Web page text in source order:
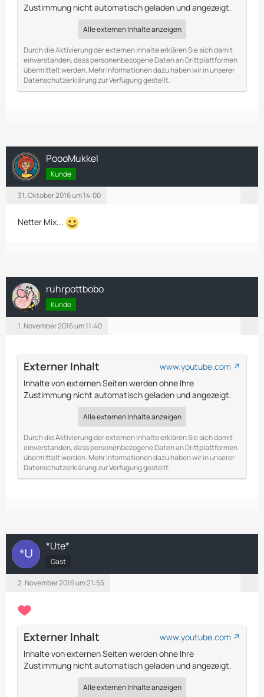
Zustimmung nicht automatisch geladen und angezeigt.
Alle externen Inhalte anzeigen
Durch die Aktivierung der externen Inhalte erklären Sie sich damit
einverstanden, dass personenbezogene Daten an Drittplattformen
übermittelt werden. Mehr Informationen dazu haben wir in unserer
Datenschutzerklärung zur Verfügung gestellt.
PoooMukkel
Kunde
31. Oktober 2016 um 14:00
Netter Mix...
ruhrpottbobo
Kunde
1. November 2016 um 11:40
Externer Inhalt
www.youtube.com
Inhalte von externen Seiten werden ohne Ihre
Zustimmung nicht automatisch geladen und angezeigt.
Alle externen Inhalte anzeigen
Durch die Aktivierung der externen Inhalte erklären Sie sich damit
einverstanden, dass personenbezogene Daten an Drittplattformen
übermittelt werden. Mehr Informationen dazu haben wir in unserer
Datenschutzerklärung zur Verfügung gestellt.
*Ute*
Gast
2. November 2016 um 21:55
Externer Inhalt
www.youtube.com
Inhalte von externen Seiten werden ohne Ihre
Zustimmung nicht automatisch geladen und angezeigt.
Alle externen Inhalte anzeigen